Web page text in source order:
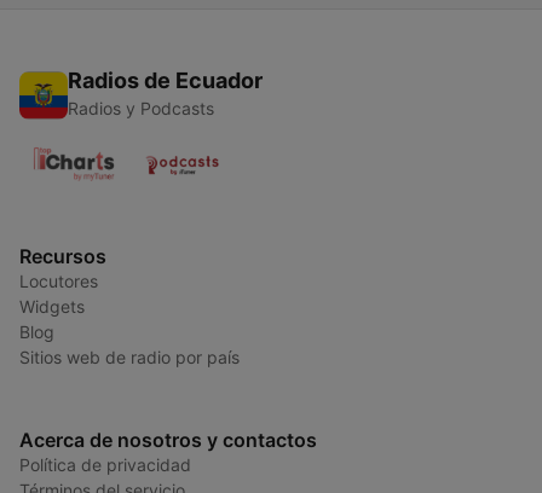
Radios de Ecuador
Radios y Podcasts
Recursos
Locutores
Widgets
Blog
Sitios web de radio por país
Acerca de nosotros y contactos
Política de privacidad